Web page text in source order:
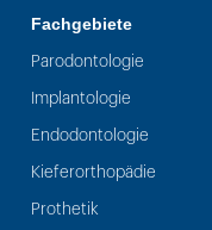
Fachgebiete
Parodontologie
Implantologie
Endodontologie
Kieferorthopädie
Prothetik